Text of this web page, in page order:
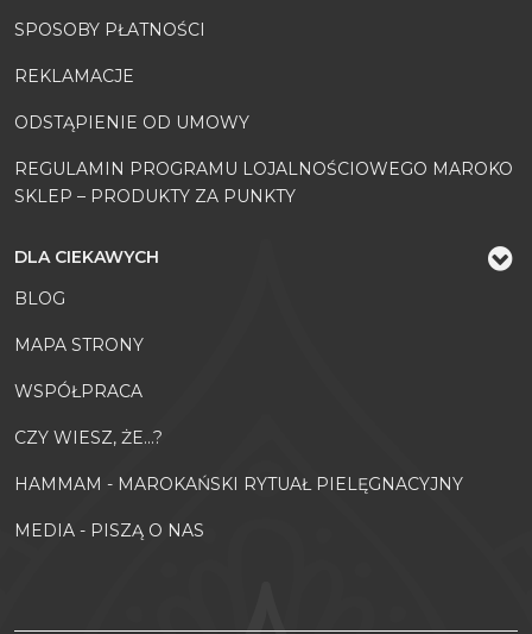
SPOSOBY PŁATNOŚCI
REKLAMACJE
ODSTĄPIENIE OD UMOWY
REGULAMIN PROGRAMU LOJALNOŚCIOWEGO MAROKO
SKLEP – PRODUKTY ZA PUNKTY
DLA CIEKAWYCH
BLOG
MAPA STRONY
WSPÓŁPRACA
CZY WIESZ, ŻE...?
HAMMAM - MAROKAŃSKI RYTUAŁ PIELĘGNACYJNY
MEDIA - PISZĄ O NAS